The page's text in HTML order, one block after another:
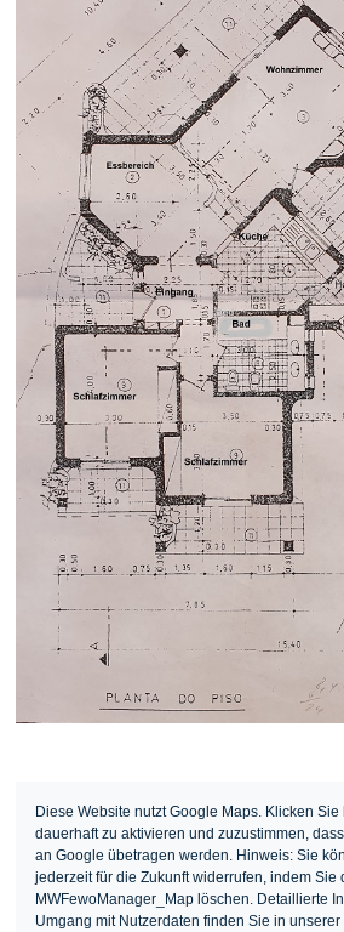
Diese Website nutzt Google Maps. Klicken Sie
dauerhaft zu aktivieren und zuzustimmen,
an Google übetragen werden. Hinweis: Sie
jederzeit für die Zukunft widerrufen, indem Sie
MWFewoManager_Map löschen. Detaillierte
Umgang mit Nutzerdaten finden Sie in unserer